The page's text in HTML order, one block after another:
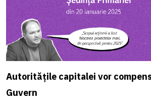
Autoritățile capitalei vor
Guvern